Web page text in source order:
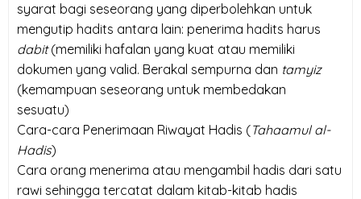
syarat bagi seseorang yang diperbolehkan untuk
mengutip hadits antara lain: penerima hadits harus
dabit(memiliki hafalan yang kuat atau memiliki
dokumen yang valid. Berakal sempurna dan tamyiz
(kemampuan seseorang untuk membedakan
sesuatu)
Cara-cara Penerimaan Riwayat Hadis (Tahaamul al-
Hadis)
Cara orang menerima atau mengambil hadis dari satu
rawi sehingga tercatat dalam kitab-kitab hadis